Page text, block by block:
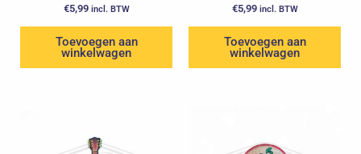
€5,99 incl. BTW
Toevoegen aan
winkelwagen
€5,99 incl. BTW
Toevoegen aan
winkelwagen